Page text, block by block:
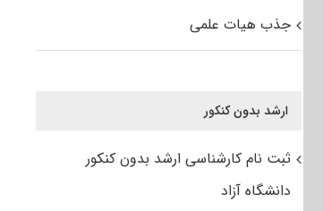
جذب هیات علمی
ارشد بدون کنکور
ثبت نام کارشناسی ارشد بدون کنکور
دانشگاه آزاد